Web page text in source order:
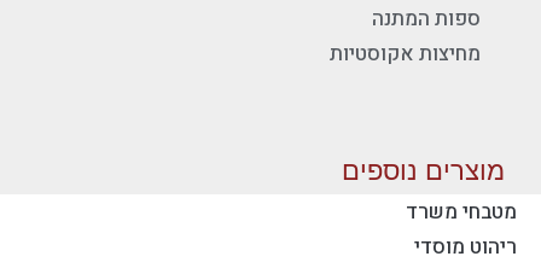
ספות המתנה
מחיצות אקוסטיות
מוצרים נוספים
מטבחי משרד
ריהוט מוסדי